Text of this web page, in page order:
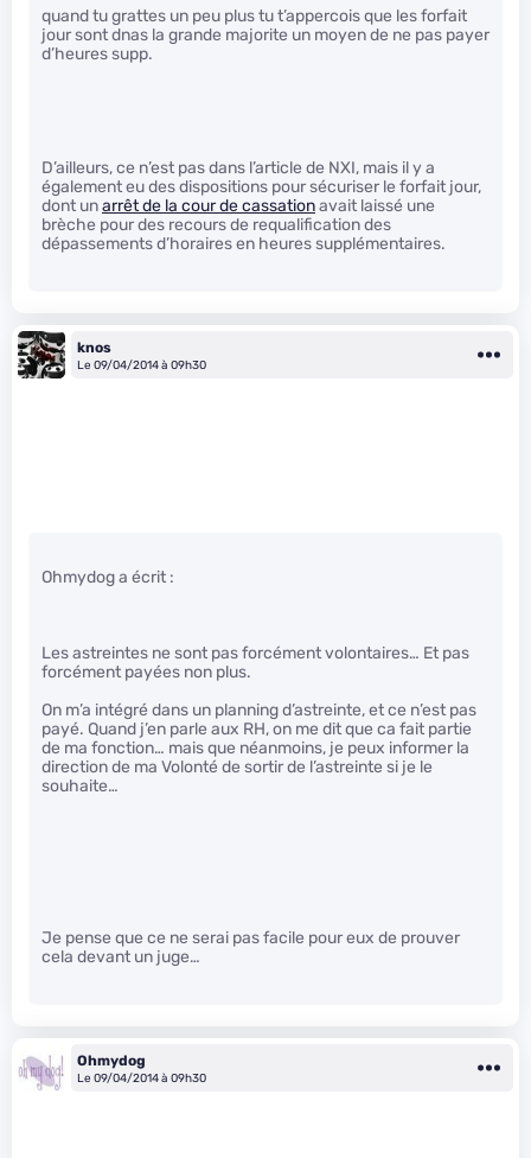
quand tu grattes un peu plus tu t’appercois que les forfait
jour sont dnas la grande majorite un moyen de ne pas payer
d’heures supp.
D’ailleurs, ce n’est pas dans l’article de NXI, mais il y a
également eu des dispositions pour sécuriser le forfait jour,
dont unarrêt de la cour de cassationavait laissé une
brèche pour des recours de requalification des
dépassements d’horaires en heures supplémentaires.
knos
Le 09/04/2014 à 09h30
Ohmydog a écrit :
Les astreintes ne sont pas forcément volontaires… Et pas
forcément payées non plus.
On m’a intégré dans un planning d’astreinte, et ce n’est pas
payé. Quand j’en parle aux RH, on me dit que ca fait partie
de ma fonction… mais que néanmoins, je peux informer la
direction de ma Volonté de sortir de l’astreinte si je le
souhaite…
Je pense que ce ne serai pas facile pour eux de prouver
cela devant un juge…
Ohmydog
Le 09/04/2014 à 09h30